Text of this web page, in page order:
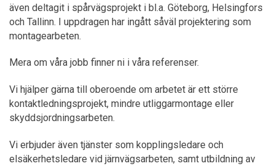
även deltagit i spårvägsprojekt i bl.a. Göteborg, Helsingfors
och Tallinn. I uppdragen har ingått såväl projektering som
montagearbeten.
Mera om våra jobb finner ni i våra referenser.
Vi hjälper gärna till oberoende om arbetet är ett större
kontaktledningsprojekt, mindre utliggarmontage eller
skyddsjordningsarbeten.
Vi erbjuder även tjänster som kopplingsledare och
elsäkerhetsledare vid järnvägsarbeten, samt utbildning av